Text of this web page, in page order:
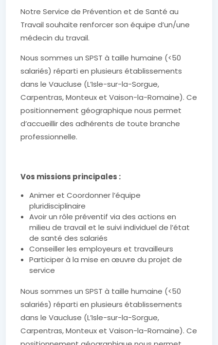
Notre Service de Prévention et de Santé au
Travail souhaite renforcer son équipe d’un/une
médecin du travail.
Nous sommes un SPST à taille humaine (<50
salariés) réparti en plusieurs établissements
dans le Vaucluse (L’Isle-sur-la-Sorgue,
Carpentras, Monteux et Vaison-la-Romaine). Ce
positionnement géographique nous permet
d’accueillir des adhérents de toute branche
professionnelle.
Vos missions principales :
Animer et Coordonner l’équipe
pluridisciplinaire
Avoir un rôle préventif via des actions en
milieu de travail et le suivi individuel de l’état
de santé des salariés
Conseiller les employeurs et travailleurs
Participer à la mise en œuvre du projet de
service
Nous sommes un SPST à taille humaine (<50
salariés) réparti en plusieurs établissements
dans le Vaucluse (L’Isle-sur-la-Sorgue,
Carpentras, Monteux et Vaison-la-Romaine). Ce